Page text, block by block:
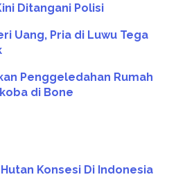
Ditangani Polisi
Uang, Pria di Luwu Tega
Penggeledahan Rumah
di Bone
Konsesi Di Indonesia